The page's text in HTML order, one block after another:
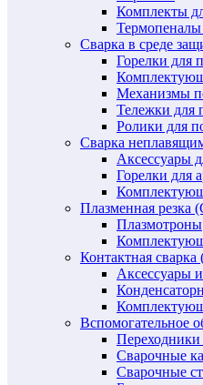
Комплекты
Термопеналы
Сварка в среде
Горелки для
Механизмы
Тележки для
Ролики для
Сварка
Аксессуары
Горелки для
Плазменная резка
Плазмотроны
Контактная сварка
Аксессуары
Вспомогательное
Переходники
Сварочные
Сварочные